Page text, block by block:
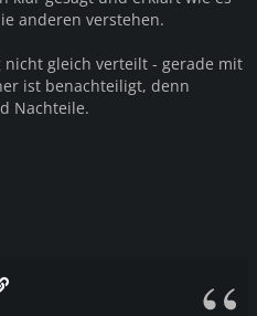
anderen verstehen.
gleich verteilt - gerade mit
ist benachteiligt, denn
Nachteile.